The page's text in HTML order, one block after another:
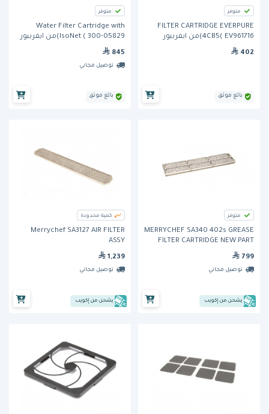
متوفر
FILTER CARTRIDGE EVERPURE
4CB5( EV961716)من ايفربيور
402
بائع موثق
متوفر
Water Filter Cartridge with
IsoNet ( 300-05829)من ايفربيور
845
توصيل مجاني
بائع موثق
متوفر
MERRYCHEF SA340 402s GREASE
FILTER CARTRIDGE NEW PART
NUMBER SA3126
799
توصيل مجاني
يشحن من إكويب
كمية محدودة
Merrychef SA3127 AIR FILTER
ASSY
1,239
توصيل مجاني
يشحن من إكويب